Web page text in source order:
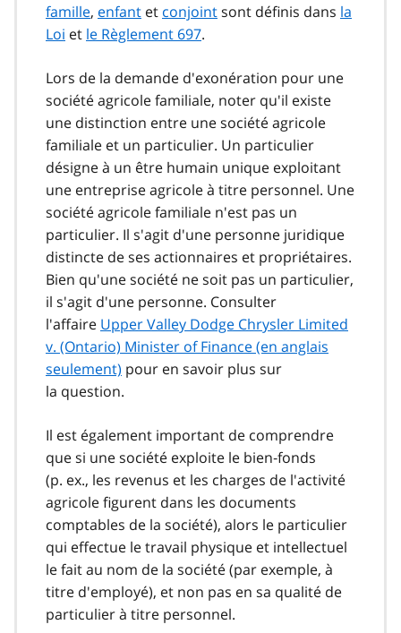
famille, enfant et conjointsont définis dans la
Loi et le Règlement 697.
Lors de la demande d'exonération pour une
société agricole familiale, noter qu'il existe
une distinction entre une société agricole
familiale et un particulier. Un particulier
désigne à un être humain unique exploitant
une entreprise agricole à titre personnel. Une
société agricole familiale n'est pas un
particulier. Il s'agit d'une personne juridique
distincte de ses actionnaires et propriétaires.
Bien qu'une société ne soit pas un particulier,
il s'agit d'une personne. Consulter
l'affaire Upper Valley Dodge Chrysler Limited
v. (Ontario) Minister of Finance (en anglais
seulement) pour en savoir plus sur
la question.
Il est également important de comprendre
que si une société exploite le bien‑fonds
(p. ex., les revenus et les charges de l'activité
agricole figurent dans les documents
comptables de la société), alors le particulier
qui effectue le travail physique et intellectuel
le fait au nom de la société (par exemple, à
titre d'employé), et non pas en sa qualité de
particulier à titre personnel.